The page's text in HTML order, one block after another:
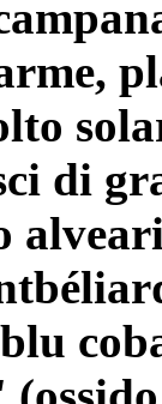
di